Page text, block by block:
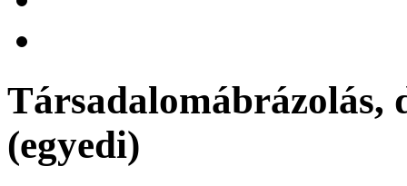
Társadalomábrázolás,
(egyedi)